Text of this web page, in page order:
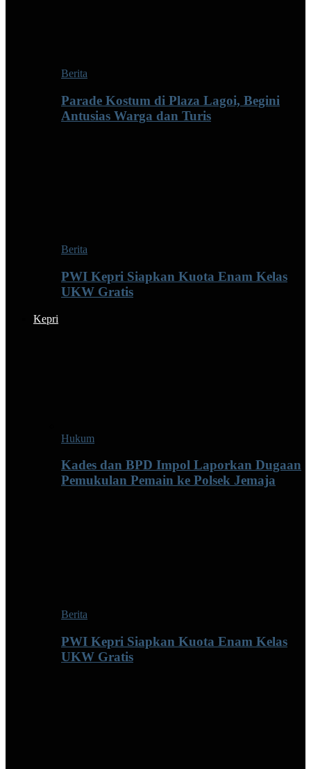
Berita
Parade Kostum di Plaza Lagoi, Begini
Antusias Warga dan Turis
Berita
PWI Kepri Siapkan Kuota Enam Kelas
UKW Gratis
Kepri
Hukum
Kades dan BPD Impol Laporkan Dugaan
Pemukulan Pemain ke Polsek Jemaja
Berita
PWI Kepri Siapkan Kuota Enam Kelas
UKW Gratis